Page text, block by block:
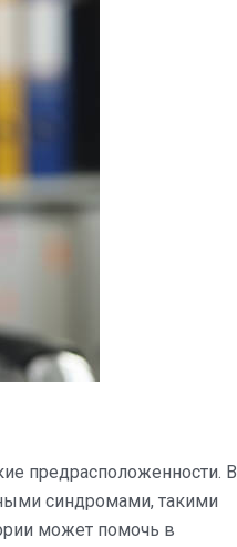
предрасположенности. В
синдромами, такими
может помочь в